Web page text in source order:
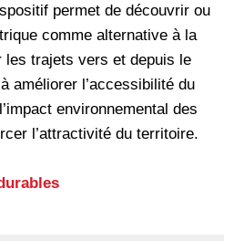
permet de découvrir ou
comme alternative à la
les trajets vers et depuis le
améliorer l’accessibilité du
environnemental des
l’attractivité du territoire.